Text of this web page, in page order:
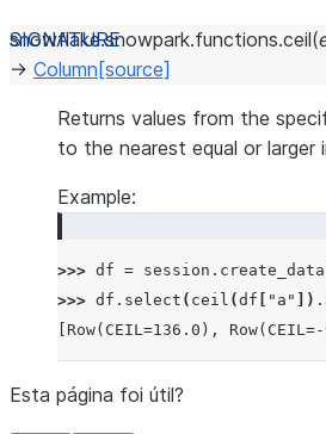
snowflake.snowpark.functions.ceil(
→ Column [source]
Returns values from the
to the nearest equal or larger
Example:
>>> df = session .
>>> df . select ( ceil (df "a" ]) .
[Row(CEIL=136.0),
Esta página foi útil?